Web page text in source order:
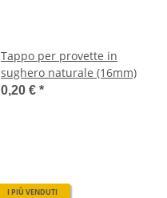
Tappo per provette in
sughero naturale (16mm)
0,20 € *
I PIÙ VENDUTI